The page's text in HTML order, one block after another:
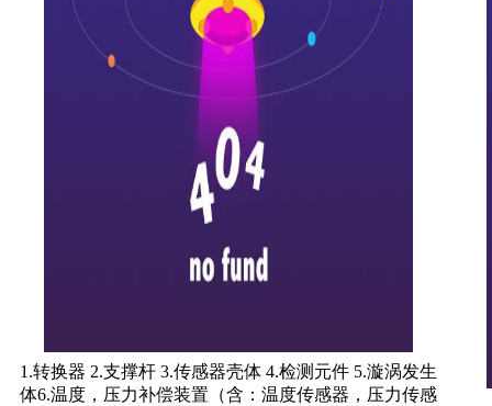
1.转换器 2.支撑杆 3.传感器壳体 4.检测元件 5.漩涡发生
体6.温度，压力补偿装置（含：温度传感器，压力传感